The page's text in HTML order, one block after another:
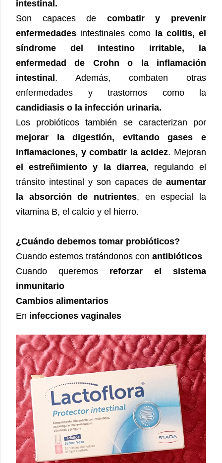
intestinal.
Son capaces de combatir y prevenir
enfermedades intestinales como
la colitis, el
síndrome del intestino irritable, la
enfermedad de Crohn o la inflamación
intestinal . Además, combaten otras
enfermedades y trastornos como la
candidiasis o la infección urinaria.
Los probióticos también se caracterizan por
mejorar la digestión, evitando gases e
inflamaciones, y combatir la acidez. Mejoran
el estreñimiento y la diarrea, regulando el
tránsito intestinal y son capaces de aumentar
la absorción de nutrientes, en especial la
vitamina B, el calcio y el hierro.
¿Cuándo debemos tomar probióticos?
Cuando estemos tratándonos con antibióticos
Cuando queremos reforzar el sistema
inmunitario
Cambios alimentarios
En infecciones vaginales